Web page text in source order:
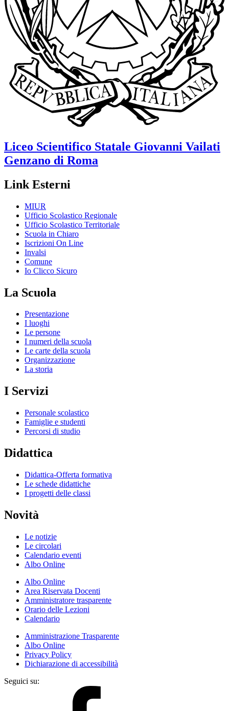
Liceo Scientifico Statale Giovanni Vailati
Genzano di Roma
Link Esterni
MIUR
Ufficio Scolastico Regionale
Ufficio Scolastico Territoriale
Scuola in Chiaro
Iscrizioni On Line
Invalsi
Comune
Io Clicco Sicuro
La Scuola
Presentazione
I luoghi
Le persone
I numeri della scuola
Le carte della scuola
Organizzazione
La storia
I Servizi
Personale scolastico
Famiglie e studenti
Percorsi di studio
Didattica
Didattica-Offerta formativa
Le schede didattiche
I progetti delle classi
Novità
Le notizie
Le circolari
Calendario eventi
Albo Online
Albo Online
Area Riservata Docenti
Amministratore trasparente
Orario delle Lezioni
Calendario
Amministrazione Trasparente
Albo Online
Privacy Policy
Dichiarazione di accessibilità
Seguici su: